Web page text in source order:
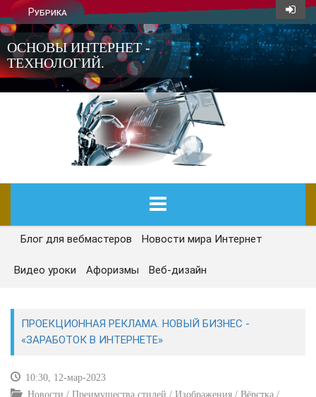
Рубрика
ОСНОВЫ ИНТЕРНЕТ -
ТЕХНОЛОГИЙ.
ГЛАВНАЯ
СЕГОДНЯ
РЕМОНТ И СОВЕТЫ
Блог для вебмастеров Новости мира Интернет
Видео уроки Афоризмы Веб-дизайн
ПРОЕКЦИОННАЯ РЕКЛАМА. НОВЫЙ БИЗНЕС -
«ЗАРАБОТОК В ИНТЕРНЕТЕ»
10:30, 12-мар-2023
Новости / Преимущества стилей / Изображения / Вёрстка /